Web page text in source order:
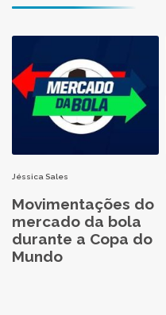
Jéssica Sales
Movimentações do
mercado da bola
durante a Copa do
Mundo